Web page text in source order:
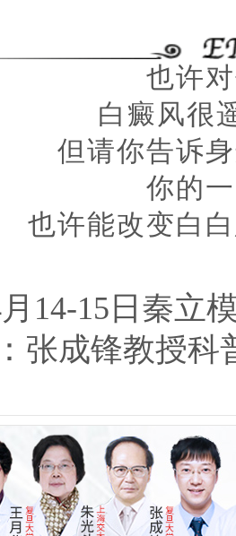
也许
白癜风很
但请你告诉
你的
也许能改变白
14-15日秦立
张成锋教授科